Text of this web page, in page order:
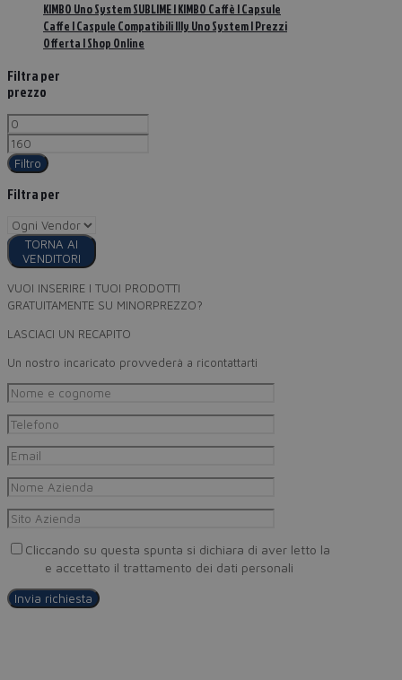
KIMBO Uno System SUBLIME | KIMBO Caffè | Capsule
Caffe | Caspule Compatibili Illy Uno System | Prezzi
Offerta | Shop Online
Filtra per
prezzo
Filtro
Filtra per
TORNA AI
VENDITORI
VUOI INSERIRE I TUOI PRODOTTI
GRATUITAMENTE SU MINORPREZZO?
LASCIACI UN RECAPITO
Un nostro incaricato provvederà a ricontattarti
Cliccando su questa spunta si dichiara di aver letto la
e accettato il trattamento dei dati personali